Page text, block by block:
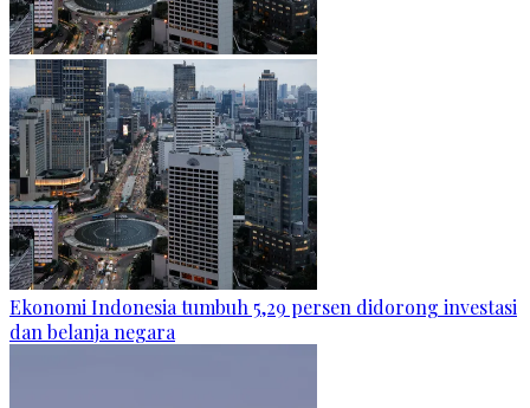
Ekonomi Indonesia tumbuh 5,29 persen didorong investasi
dan belanja negara